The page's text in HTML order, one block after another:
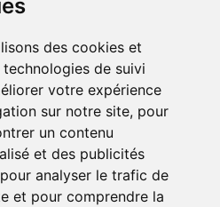
des cookies et
de suivi
votre expérience
sur notre site, pour
un contenu
et des publicités
analyser le trafic de
et pour comprendre la